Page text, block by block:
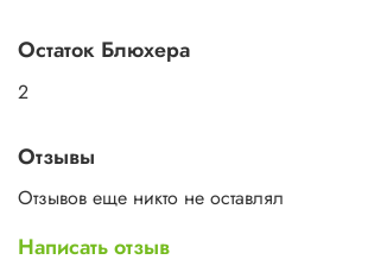
Остаток Блюхера
2
Отзывы
Отзывов еще никто не оставлял
Написать отзыв